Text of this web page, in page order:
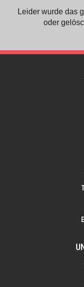
Leider wurde das
oder